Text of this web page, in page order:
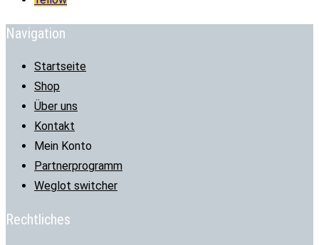
Navigation
Startseite
Shop
Über uns
Kontakt
Mein Konto
Partnerprogramm
Weglot switcher
Rechtliches